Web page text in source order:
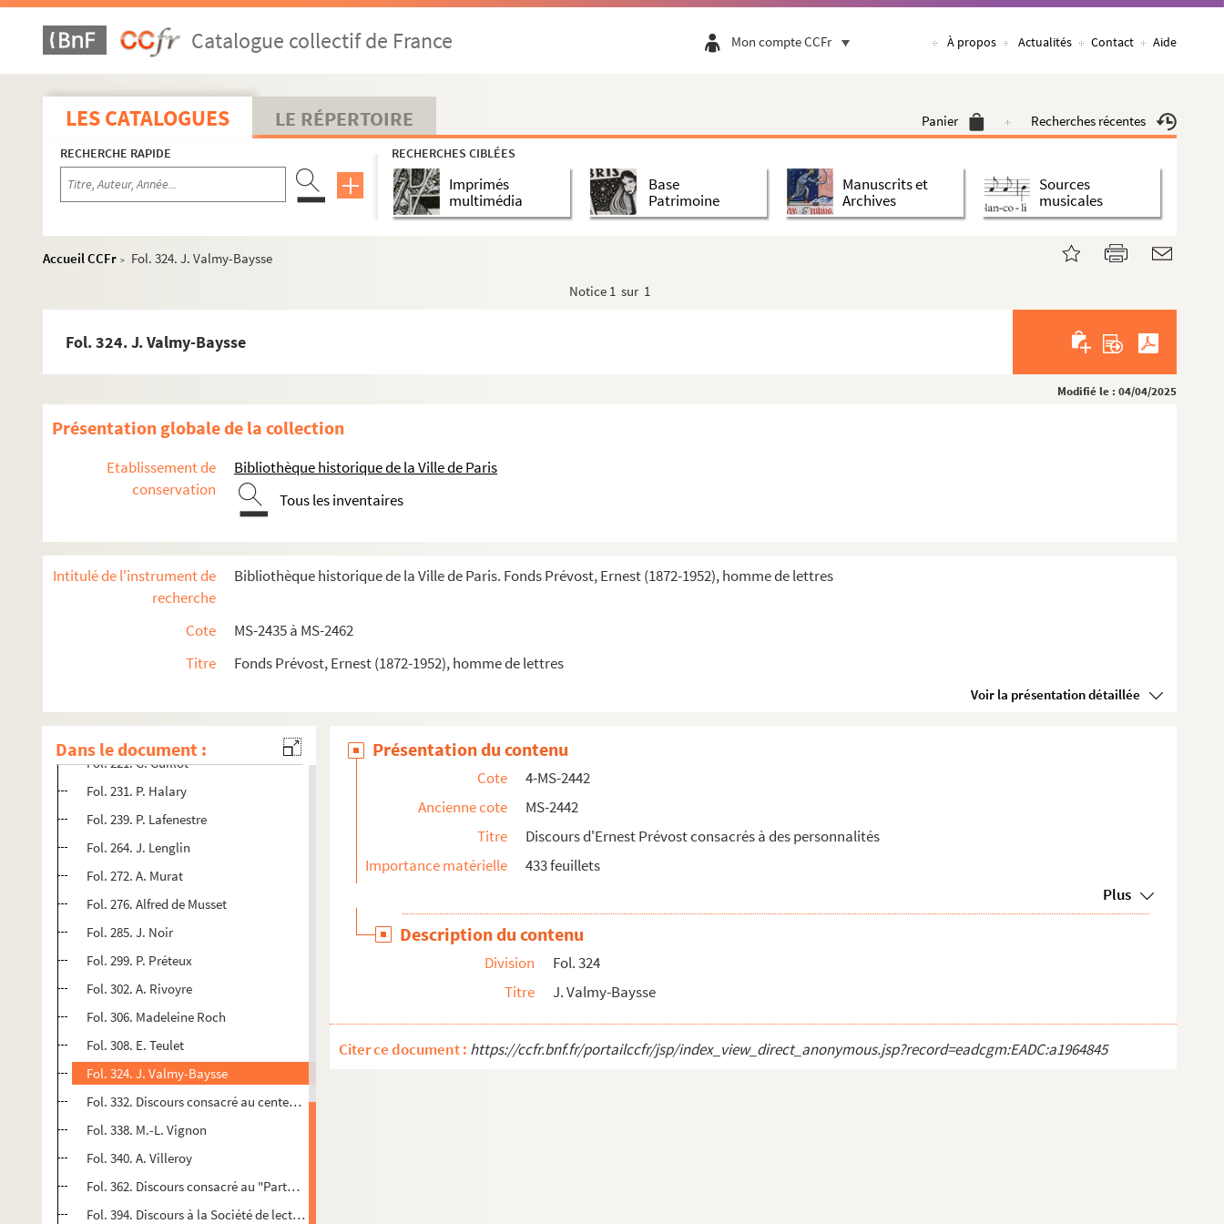
Catalogue collectif de France Mon compte CCFr À propos Actualités Contact Aide
LES CATALOGUES LE RÉPERTOIRE Panier Recherches récentes
RECHERCHE RAPIDE RECHERCHES CIBLÉES
Imprimés
multimédia
Base
Patrimoine
Manuscrits et
Archives
Sources
musicales
Accueil CCFr >
Fol. 324. J. Valmy-Baysse
Notice 1 sur 1
Fol. 324. J. Valmy-Baysse
Modifié le : 04/04/2025
Présentation globale de la collection
Etablissement de
conservation
Bibliothèque historique de la Ville de Paris
Tous les inventaires
Intitulé de l'instrument de
recherche
Bibliothèque historique de la Ville de Paris. Fonds Prévost, Ernest (1872-1952), homme de lettres
Cote
MS-2435 à MS-2462
Titre
Fonds Prévost, Ernest (1872-1952), homme de lettres
Voir la présentation détaillée
Dans le document :
4-MS-2435. Papiers et photographies de famille d'Ernest Prévost
4-MS-2436. Répertoires d'adresses, commandes de libraires et demandes d'annonces d'Ernest Prévost
8-MS-2437. Comptes de Prévost
4-MS-2438. Légion d'honneur d'Ernest Prévost : articles de presse, correspondance, invitations, organisation du...
4-MS-2439. Légion d'honneur d'Ernest Prévost : correspondance, et félicitations reçues
4-MS-2440. Articles biographiques écrits par Prévost : documents, brouillons, et dactylographie
4-MS-2442. Discours d'Ernest Prévost consacrés à des personnalités
Fol. 1. Alcanter de Brahm
Fol. 42. H. Berton
Fol. 132. Juliette Drouet
Fol. 143. Ph. Dufour
Fol. 221. G. Guillot
Fol. 231. P. Halary
Fol. 239. P. Lafenestre
Fol. 264. J. Lenglin
Fol. 272. A. Murat
Fol. 276. Alfred de Musset
Fol. 285. J. Noir
Fol. 299. P. Préteux
Fol. 302. A. Rivoyre
Fol. 306. Madeleine Roch
Fol. 308. E. Teulet
Fol. 324. J. Valmy-Baysse
Fol. 332. Discours consacré au centenaire de Verlaine
Fol. 338. M.-L. Vignon
Fol. 340. A. Villeroy
Fol. 362. Discours consacré au "Parthénon"
Fol. 394. Discours à la Société de lecture et de récitation
Présentation du contenu
Cote
4-MS-2442
Ancienne cote
MS-2442
Titre
Discours d'Ernest Prévost consacrés à des personnalités
Importance matérielle
433 feuillets
Plus
Description du contenu
Division
Fol. 324
Titre
J. Valmy-Baysse
Citer ce document : https://ccfr.bnf.fr/portailccfr/jsp/index_view_direct_anonymous.jsp?record=eadcgm:EADC:a1964845